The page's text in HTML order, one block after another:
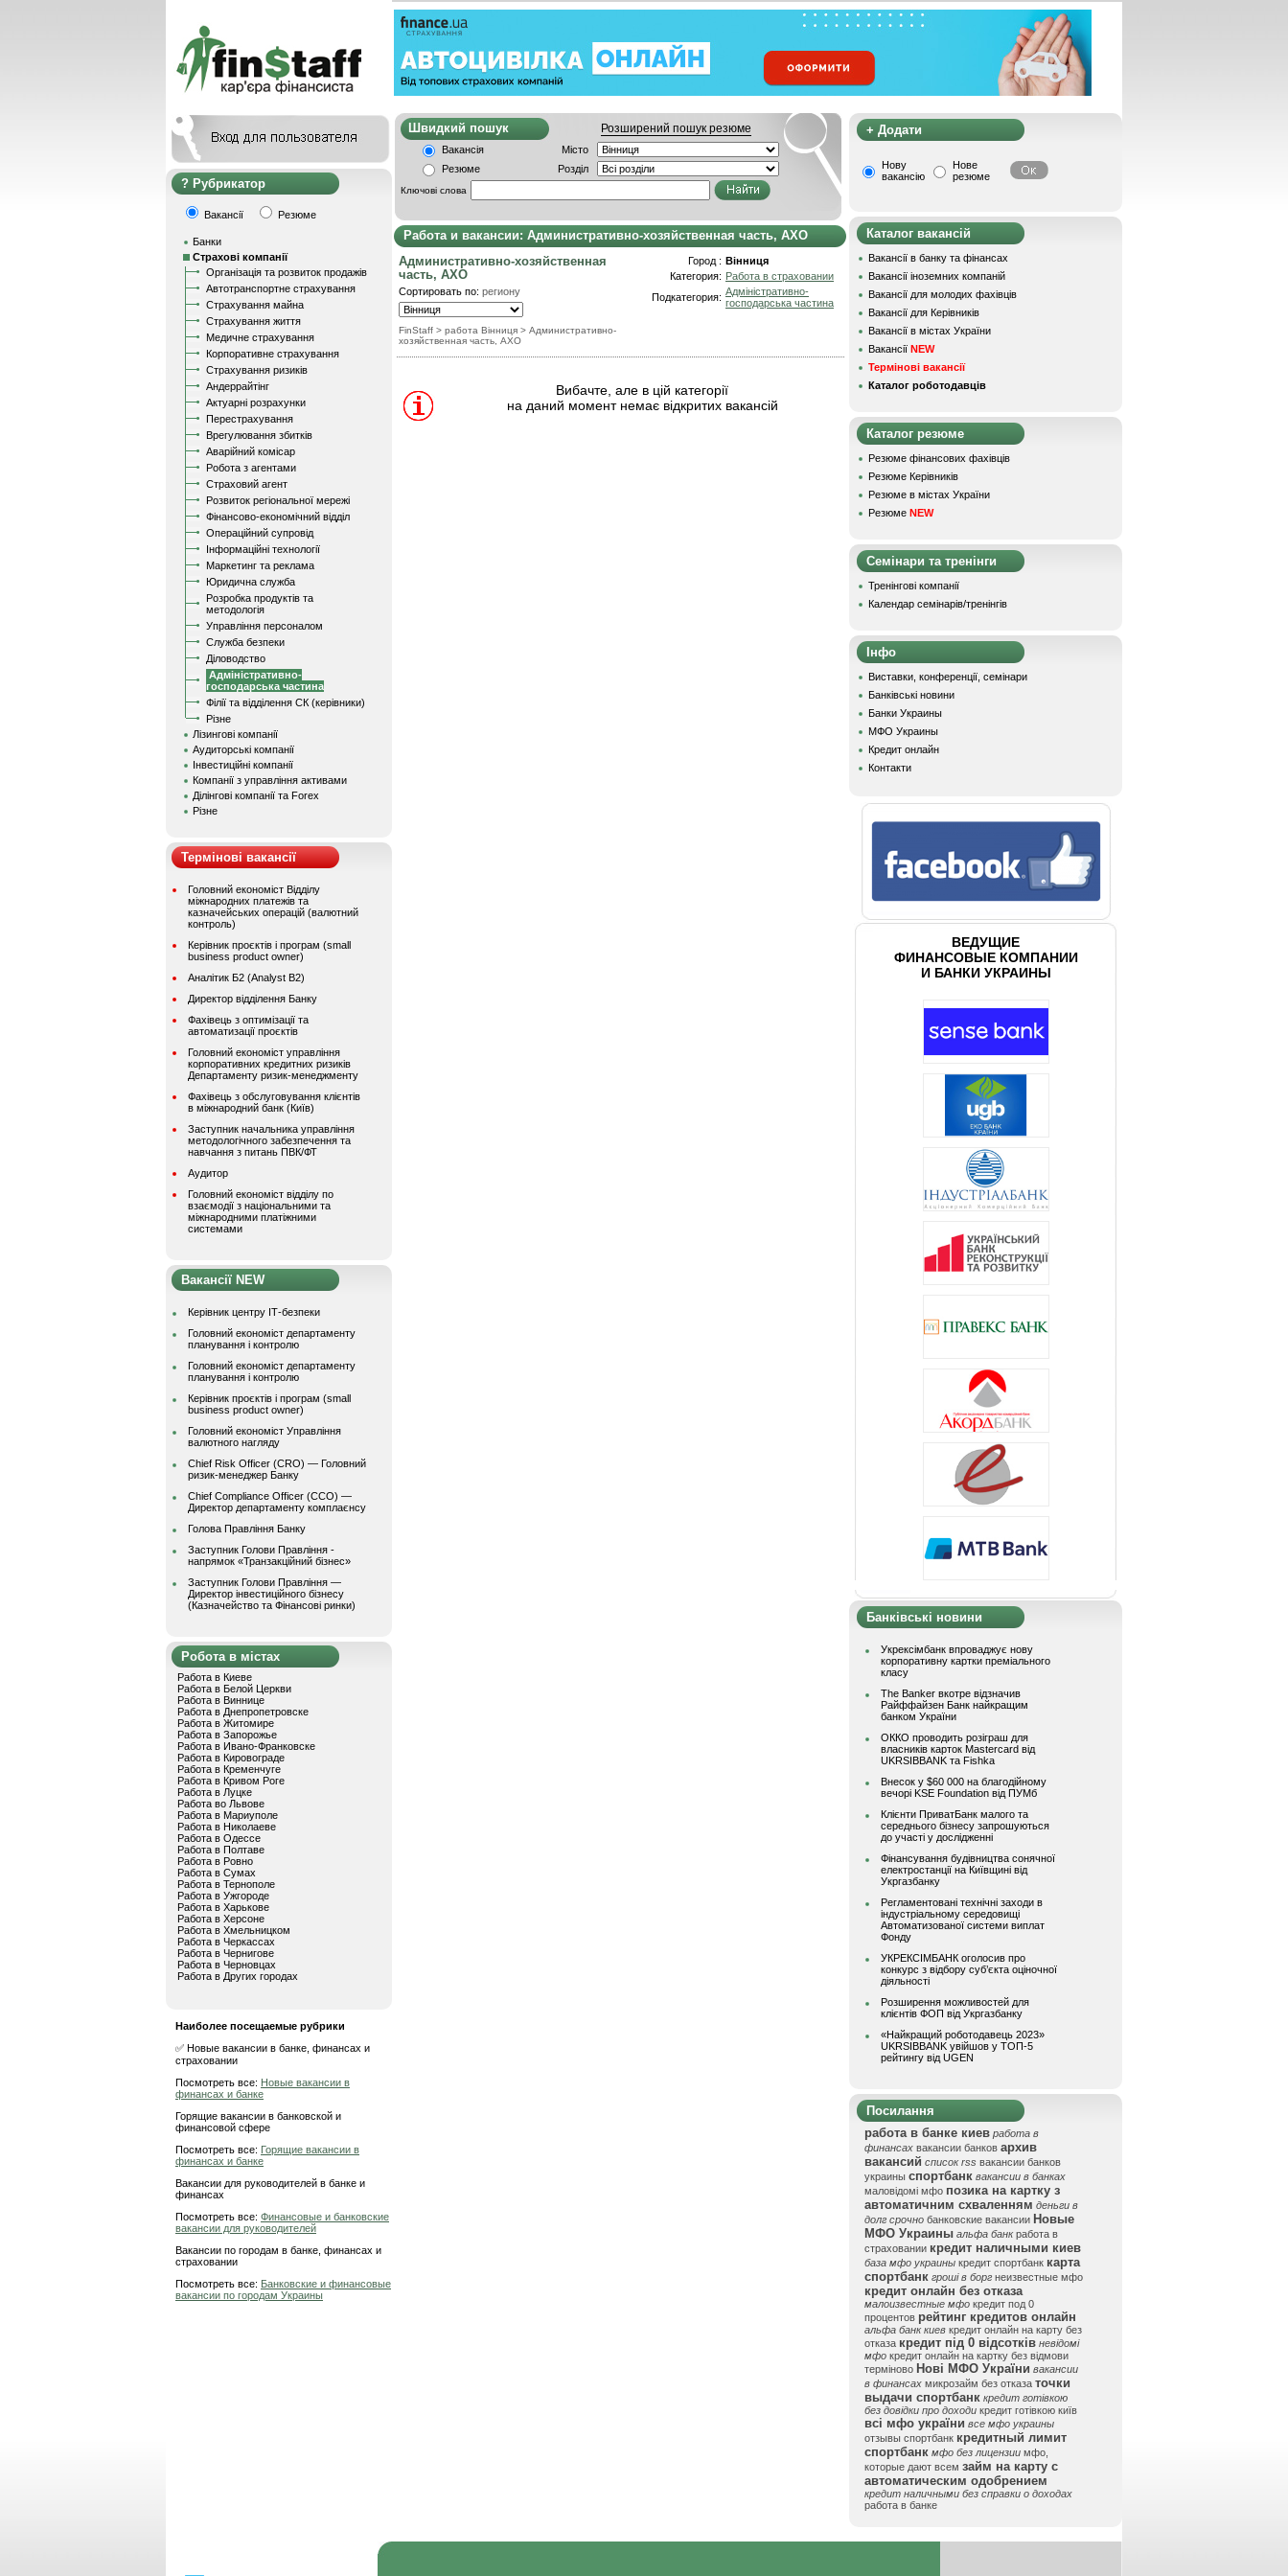
Рубрикатор
Вакансії Резюме
Банки
Страхові компанії
Організація та розвиток продажів
Автотранспортне страхування
Страхування майна
Страхування життя
Медичне страхування
Корпоративне страхування
Страхування ризиків
Андеррайтінг
Актуарні розрахунки
Перестрахування
Врегулювання збитків
Аварійний комісар
Робота з агентами
Страховий агент
Розвиток регіональної мережі
Фінансово-економічний відділ
Операційний супровід
Інформаційні технології
Маркетинг та реклама
Юридична служба
Розробка продуктів та
методологія
Управління персоналом
Служба безпеки
Діловодство
Адміністративно-
господарська частина
Філії та відділення СК (керівники)
Різне
Лізингові компанії
Аудиторські компанії
Інвестиційні компанії
Компанії з управління активами
Ділінгові компанії та Forex
Різне
Термінові вакансії
Головний економіст Відділу
міжнародних платежів та
казначейських операцій (валютний
контроль)
Керівник проєктів і програм (small
business product owner)
Аналітик Б2 (Analyst B2)
Директор відділення Банку
Фахівець з оптимізації та
автоматизації проєктів
Головний економіст управління
корпоративних кредитних ризиків
Департаменту ризик-менеджменту
Фахівець з обслуговування клієнтів
в міжнародний банк (Київ)
Заступник начальника управління
методологічного забезпечення та
навчання з питань ПВК/ФТ
Аудитор
Головний економіст відділу по
взаємодії з національними та
міжнародними платіжними
системами
Вакансії NEW
Керівник центру ІТ-безпеки
Головний економіст департаменту
планування і контролю
Головний економіст департаменту
планування і контролю
Керівник проєктів і програм (small
business product owner)
Головний економіст Управління
валютного нагляду
Chief Risk Officer (CRO) — Головний
ризик-менеджер Банку
Chief Compliance Officer (CCO) —
Директор департаменту комплаєнсу
Голова Правління Банку
Заступник Голови Правління -
напрямок «Транзакційний бізнес»
Заступник Голови Правління —
Директор інвестиційного бізнесу
(Казначейство та Фінансові ринки)
Робота в містах
Работа в Киеве
Работа в Белой Церкви
Работа в Виннице
Работа в Днепропетровске
Работа в Житомире
Работа в Запорожье
Работа в Ивано-Франковске
Работа в Кировограде
Работа в Кременчуге
Работа в Кривом Роге
Работа в Луцке
Работа во Львове
Работа в Мариуполе
Работа в Николаеве
Работа в Одессе
Работа в Полтаве
Работа в Ровно
Работа в Сумах
Работа в Тернополе
Работа в Ужгороде
Работа в Харькове
Работа в Херсоне
Работа в Хмельницком
Работа в Черкассах
Работа в Чернигове
Работа в Черновцах
Работа в Других городах
Наиболее посещаемые рубрики
✅ Новые вакансии в банке, финансах и
страховании
Посмотреть все: Новые вакансии в
финансах и банке
Горящие вакансии в банковской и
финансовой сфере
Посмотреть все: Горящие вакансии в
финансах и банке
Вакансии для руководителей в банке и
финансах
Посмотреть все: Финансовые и банковские
вакансии для руководителей
Вакансии по городам в банке, финансах и
страховании
Посмотреть все: Банковские и финансовые
вакансии по городам Украины
Швидкий пошук Розширений пошук резюме
Вакансія
Місто
Резюме
Розділ
Ключові слова
Работа и вакансии: Административно-хозяйственная часть, АХО
Административно-хозяйственная
часть, АХО
Сортировать по: региону
FinStaff > работа Вінниця > Административно-
хозяйственная часть, АХО
Город : Вінниця
Категория: Работа в страховании
Подкатегория: Адміністративно-
господарська частина
Вибачте, але в цій категорії
на даний момент немає відкритих вакансій
+ Додати
Нову
вакансію
Нове
резюме
Каталог вакансій
Вакансії в банку та фінансах
Вакансії іноземних компаній
Вакансії для молодих фахівців
Вакансії для Керівників
Вакансії в містах України
Вакансії NEW
Термінові вакансії
Каталог роботодавців
Каталог резюме
Резюме фінансових фахівців
Резюме Керівників
Резюме в містах України
Резюме NEW
Семінари та тренінги
Тренінгові компанії
Календар семінарів/тренінгів
Інфо
Виставки, конференції, семінари
Банківські новини
Банки Украины
МФО Украины
Кредит онлайн
Контакти
ВЕДУЩИЕ
ФИНАНСОВЫЕ КОМПАНИИ
И БАНКИ УКРАИНЫ
Банківські новини
Укрексімбанк впроваджує нову
корпоративну картки преміального
класу
The Banker вкотре відзначив
Райффайзен Банк найкращим
банком України
ОККО проводить розіграш для
власників карток Mastercard від
UKRSIBBANK та Fishka
Внесок у $60 000 на благодійному
вечорі KSE Foundation від ПУМб
Клієнти ПриватБанк малого та
середнього бізнесу запрошуються
до участі у дослідженні
Фінансування будівництва сонячної
електростанції на Київщині від
Укргазбанку
Регламентовані технічні заходи в
індустріальному середовищі
Автоматизованої системи виплат
Фонду
УКРЕКСІМБАНК оголосив про
конкурс з відбору суб’єкта оціночної
діяльності
Розширення можливостей для
клієнтів ФОП від Укргазбанку
«Найкращий роботодавець 2023»
UKRSIBBANK увійшов у ТОП-5
рейтингу від UGEN
Посилання
работа в банке киев работа в
финансах вакансии банков архив
вакансий список rss вакансии банков
украины спортбанк вакансии в банках
маловідомі мфо позика на картку з
автоматичним схваленням деньги в
долг срочно банковские вакансии Новые
МФО Украины альфа банк работа в
страховании кредит наличными киев
база мфо украины кредит спортбанк карта
спортбанк гроші в борг неизвестные мфо
кредит онлайн без отказа
малоизвестные мфо кредит под 0
процентов рейтинг кредитов онлайн
альфа банк киев кредит онлайн на карту без
отказа кредит під 0 відсотків невідомі
мфо кредит онлайн на картку без відмови
терміново Нові МФО України вакансии
в финансах микрозайм без отказа точки
выдачи спортбанк кредит готівкою
без довідки про доходи кредит готівкою київ
всі мфо україни все мфо украины
отзывы спортбанк кредитный лимит
спортбанк мфо без лицензии мфо,
которые дают всем займ на карту с
автоматическим одобрением
кредит наличными без справки о доходах
работа в банке